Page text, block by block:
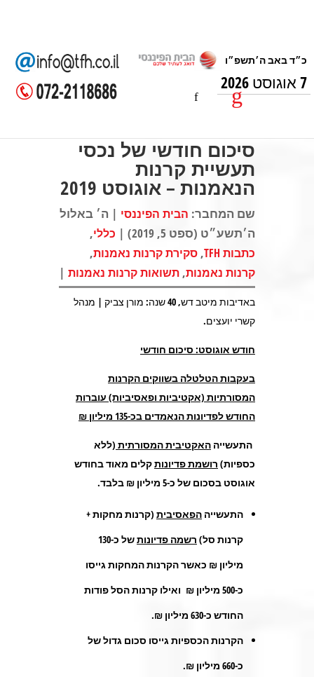
7 אוגוסט 2026
סיכום חודשי של נכסי
תעשיית קרנות
הנאמנות – אוגוסט 2019
שם המחבר: הבית הפיננסי | ה׳ באלול
ה׳תשע״ט (ספט 5, 2019) |
כללי,
כתבות TFH , סקירת קרנות נאמנות,
קרנות נאמנות, תשואות קרנות נאמנות |
באדיבות מיטב דש, 40 שנה: מורן צביק | מנהל
קשרי יועצים.
חודש אוגוסט: סיכום חודשי
בעקבות הטלטלה בשווקים הקרנות
המסורתיות (אקטיביות ופאסיביות) עוברות
החודש לפדיונות הנאמדים בכ-135 מיליון ₪
התעשייה האקטיבית המסורתית (ללא
כספיות) רושמת פדיונותקלים מאוד בחודש
אוגוסט בסכום של כ-5 מיליון ₪ בלבד.
התעשייה הפאסיבית (קרנות מחקות +
קרנות סל) רשמה פדיונות
של כ-130
מיליון ₪ כאשר הקרנות המחקות גייסו
כ-500 מיליון ₪ ואילו קרנות הסל פודות
החודש כ-630 מיליון ₪.
הקרנות הכספיות גייסו סכום גדול של
כ-660 מיליון ₪.